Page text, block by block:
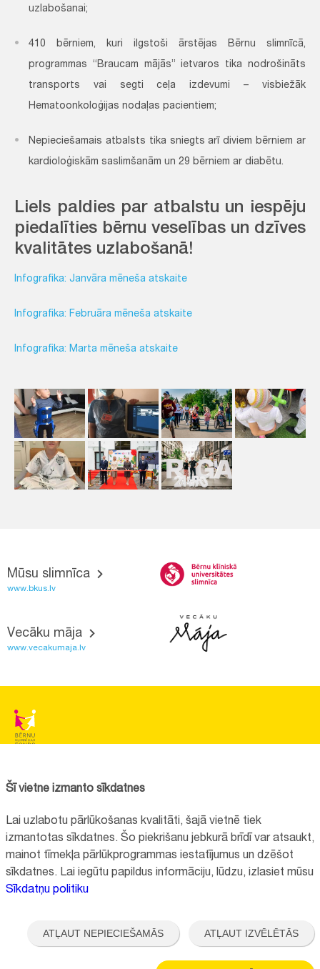
uzlabošanai;
410 bērniem, kuri ilgstoši ārstējas Bērnu slimnīcā,
programmas “Braucam mājās” ietvaros tika nodrošināts
transports vai segti ceļa izdevumi – visbiežāk
Hematoonkoloģijas nodaļas pacientiem;
Nepieciešamais atbalsts tika sniegts arī diviem bērniem ar
kardioloģiskām saslimšanām un 29 bērniem ar diabētu.
Liels paldies par atbalstu un iespēju
piedalīties bērnu veselības un dzīves
kvalitātes uzlabošanā!
Infografika: Janvāra mēneša atskaite
Infografika: Februāra mēneša atskaite
Infografika: Marta mēneša atskaite
Mūsu slimnīca
www.bkus.lv
Vecāku māja
www.vecakumaja.lv
Reģistrācijas nr.:40008057120
+371 67064475
Visi kontakti
"Aktīvo iedzīvotāju fonds" finansētā projekta "
Bērnu slimnīcas fonda
ilgtspējīgas attīstības veicināšana
" ietvaros.
Šī vietne izmanto sīkdatnes
Lai uzlabotu pārlūkošanas kvalitāti, šajā vietnē tiek
izmantotas sīkdatnes. Šo piekrišanu jebkurā brīdī var atsaukt,
mainot tīmekļa pārlūkprogrammas iestatījumus un dzēšot
sīkdatnes. Lai iegūtu papildus informāciju, lūdzu, izlasiet mūsu
Sīkdatņu politiku
ATĻAUT NEPIECIEŠAMĀS ATĻAUT IZVĒLĒTĀS